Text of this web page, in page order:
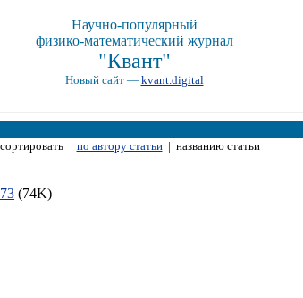
Научно-популярный
физико-математический журнал
"Квант"
Новый сайт — kvant.digital
сортировать по автору статьи| названию статьи
73 (74K)